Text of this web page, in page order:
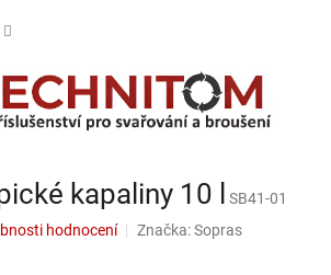
kapaliny 10 l
SB41-01
hodnocení Značka:Sopras